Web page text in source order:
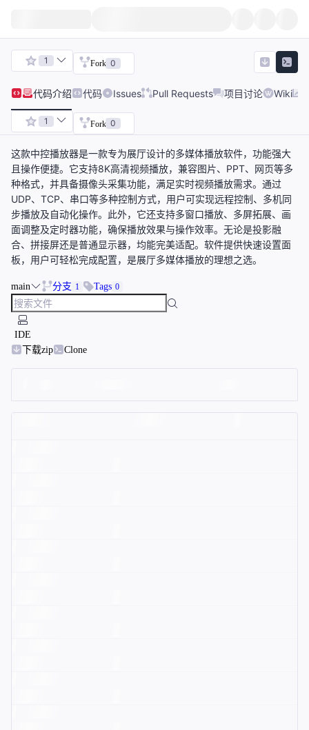
1 Fork 0
代码介绍 代码 Issues Pull Requests 项目讨论 Wiki
1 Fork 0
这款中控播放器是一款专为展厅设计的多媒体播放软件，功能强大
且操作便捷。它支持8K高清视频播放，兼容图片、PPT、网页等多
种格式，并具备摄像头采集功能，满足实时视频播放需求。通过
UDP、TCP、串口等多种控制方式，用户可实现远程控制、多机同
步播放及自动化操作。此外，它还支持多窗口播放、多屏拓展、画
面调整及定时器功能，确保播放效果与操作效率。无论是投影融
合、拼接屏还是普通显示器，均能完美适配。软件提供快速设置面
板，用户可轻松完成配置，是展厅多媒体播放的理想之选。
main 分支 1 Tags 0
IDE
下载zip
Clone